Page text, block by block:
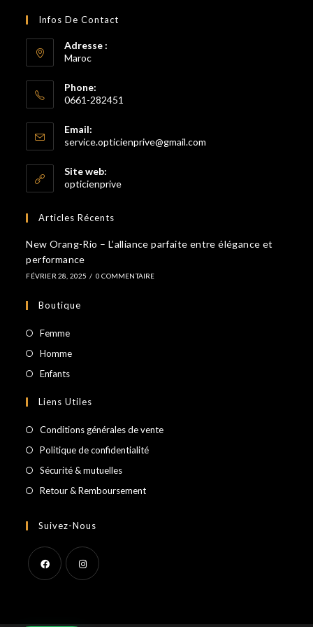
Infos De Contact
Adresse :
Maroc
Phone:
0661-282451
dans
votre
application
Email:
service.opticienprive@gmail.com
Site web:
opticienprive
Articles Récents
New Orang-Rio – L’alliance parfaite entre élégance et
performance
FÉVRIER 28, 2025 / 0 COMMENTAIRE
Boutique
FemmeS’ouvre
dans
onglet
HommeS’ouvre
nouvel
EnfantsS’ouvre
un
nouvel
Liens Utiles
Conditions générales de vente
Politique de confidentialité
Sécurité & mutuelles
Retour & Remboursement
Suivez-Nous
un
un